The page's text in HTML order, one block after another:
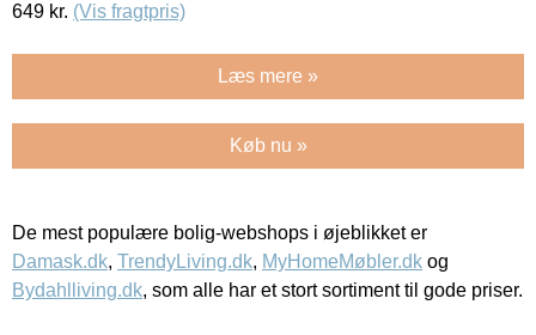
649 kr. (Vis fragtpris)
Læs mere »
Køb nu »
De mest populære bolig-webshops i øjeblikket er
Damask.dk, TrendyLiving.dk, MyHomeMøbler.dk og
Bydahlliving.dk, som alle har et stort sortiment til gode priser.